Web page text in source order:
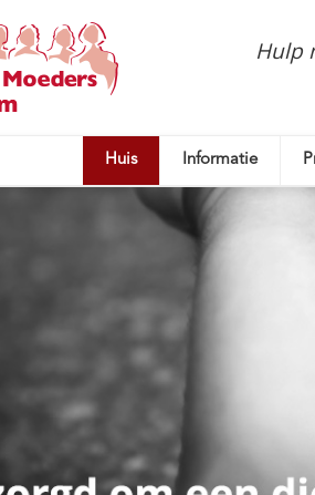
Hulp
Huis Informatie